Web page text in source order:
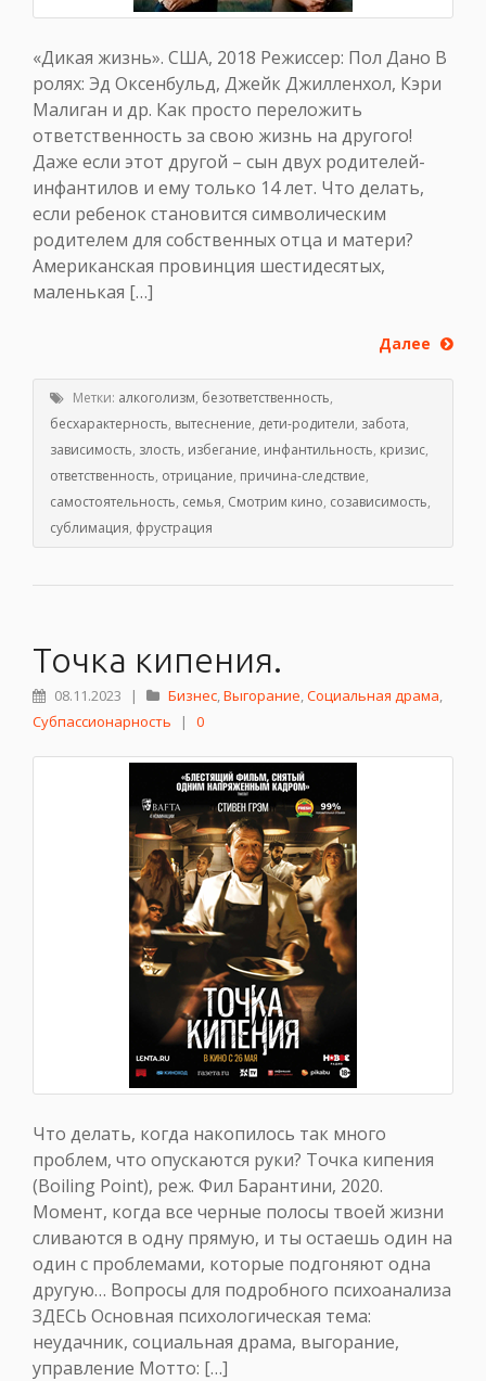
«Дикая жизнь». США, 2018 Режиссер: Пол Дано В
ролях: Эд Оксенбульд, Джейк Джилленхол, Кэри
Малиган и др. Как просто переложить
ответственность за свою жизнь на другого!
Даже если этот другой – сын двух родителей-
инфантилов и ему только 14 лет. Что делать,
если ребенок становится символическим
родителем для собственных отца и матери?
Американская провинция шестидесятых,
маленькая […]
Далее
Метки: алкоголизм, безответственность,
бесхарактерность, вытеснение, дети-родители, забота,
зависимость, злость, избегание, инфантильность, кризис,
ответственность, отрицание, причина-следствие,
самостоятельность, семья, Смотрим кино, созависимость,
сублимация, фрустрация
Точка кипения.
08.11.2023 | Бизнес,Выгорание,Социальная драма,
Субпассионарность
| 0
Что делать, когда накопилось так много
проблем, что опускаются руки? Точка кипения
(Boiling Point), реж. Фил Барантини, 2020.
Момент, когда все черные полосы твоей жизни
сливаются в одну прямую, и ты остаешь один на
один с проблемами, которые подгоняют одна
другую… Вопросы для подробного психоанализа
ЗДЕСЬ Основная психологическая тема:
неудачник, социальная драма, выгорание,
управление Мотто: […]